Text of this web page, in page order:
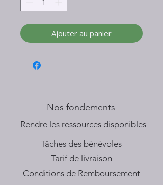
Ajouter au panier
Nos fondements
​Rendre les ressources disponibles
Tâches des bénévoles
Tarif de livraison
Conditions de Remboursement